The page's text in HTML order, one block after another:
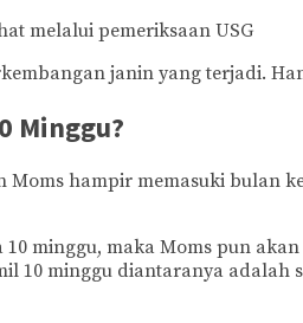
melalui pemeriksaan USG
janin yang terjadi.
Minggu?
hampir memasuki bulan
minggu, maka Moms pun
10 minggu diantaranya adalah